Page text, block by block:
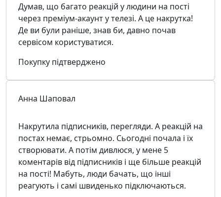
Думав, що багато реакцій у людини на пості
через преміум-акаунт у телезі. А це накрутка!
Де ви були раніше, знав би, давно почав
сервісом користуватися.
Покупку підтверджено
Анна Шаповал
Накрутила підписників, перегляди. А реакцій на
постах немає, стрьомно. Сьогодні почала і їх
створювати. А потім дивлюся, у мене 5
коментарів від підписників і ще більше реакцій
на пості! Мабуть, люди бачать, що інші
реагують і самі швиденько підключаються.